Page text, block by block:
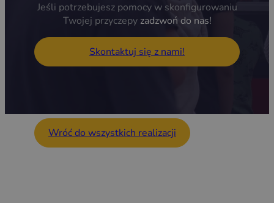
Jeśli potrzebujesz pomocy w skonfigurowaniu
Twojej przyczepy zadzwoń do nas!
Skontaktuj się z nami!
Wróć do wszystkich realizacji